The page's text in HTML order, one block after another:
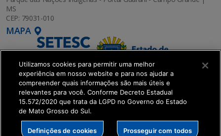
MS
CEP: 79031-010
MAPA
SETDIG | Secretaria-Executiva de Transformação
Digital
Utilizamos cookies para permitir uma melhor
experiência em nosso website e para nos ajudar a
compreender quais informações são mais úteis e
relevantes para você. Conforme Decreto Estadual
15.572/2020 que trata da LGPD no Governo do Estado
de Mato Grosso do Sul.
Definições de cookies Prosseguir com todos